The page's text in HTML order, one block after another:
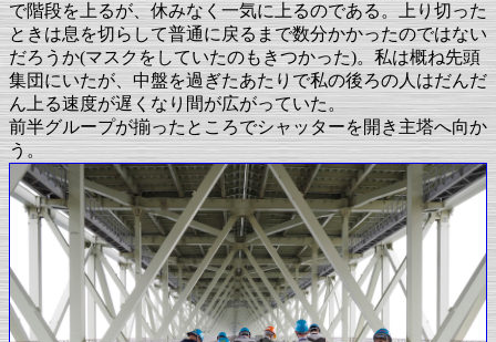
で階段を上るが、休みなく一気に上るのである。上り切った
ときは息を切らして普通に戻るまで数分かかったのではない
だろうか(マスクをしていたのもきつかった)。私は概ね先頭
集団にいたが、中盤を過ぎたあたりで私の後ろの人はだんだ
ん上る速度が遅くなり間が広がっていた。
前半グループが揃ったところでシャッターを開き主塔へ向か
う。